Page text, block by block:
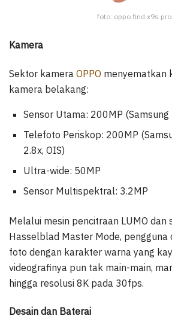
foto: oppo find x9s pro
Kamera
Sektor kamera OPPO menyematkan
kamera belakang:
Sensor Utama: 200MP (Samsung
Telefoto Periskop: 200MP
2.8x, OIS)
Ultra-wide: 50MP
Sensor Multispektral: 3.2MP
Melalui mesin pencitraan LUMO dan
Hasselblad Master Mode,
foto dengan karakter warna yang
videografinya pun tak main-main,
hingga resolusi 8K pada 30fps.
Desain dan Baterai